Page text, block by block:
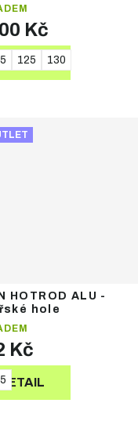
Kč
125 130
HOTROD ALU -
hole
Kč